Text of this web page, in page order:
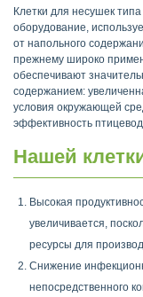
Клетки для несушек
оборудование,
от напольного
прежнему широко
обеспечивают
содержанием:
условия окружающей
эффективность
Нашей
Высокая
увеличивается,
ресурсы для
Снижение
непосредственного